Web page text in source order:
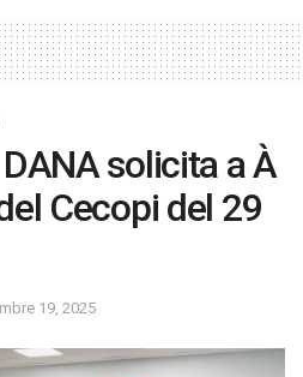
solicita a À
Cecopi del 29
19, 2025